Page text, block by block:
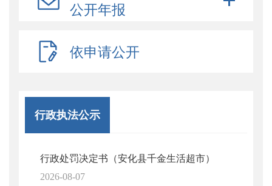
公开年报
依申请公开
行政执法公示
行政处罚决定书（安化县千金生活超市）
2026-08-07